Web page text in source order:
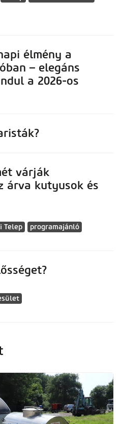
élmény a
– elegáns
a 2026-os
várják
árva kutyusok és
Telep
programajánló